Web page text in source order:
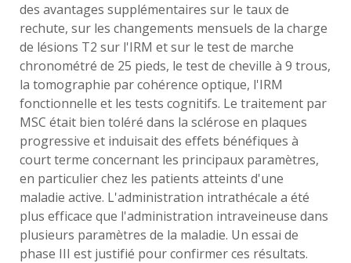
des avantages supplémentaires sur le taux de
rechute, sur les changements mensuels de la charge
de lésions T2 sur l'IRM et sur le test de marche
chronométré de 25 pieds, le test de cheville à 9 trous,
la tomographie par cohérence optique, l'IRM
fonctionnelle et les tests cognitifs. Le traitement par
MSC était bien toléré dans la sclérose en plaques
progressive et induisait des effets bénéfiques à
court terme concernant les principaux paramètres,
en particulier chez les patients atteints d'une
maladie active. L'administration intrathécale a été
plus efficace que l'administration intraveineuse dans
plusieurs paramètres de la maladie. Un essai de
phase III est justifié pour confirmer ces résultats.